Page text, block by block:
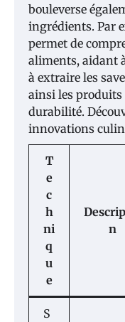
bouleverse
ingrédients. Par
permet de
aliments, aidant
à extraire les
ainsi les produits
durabilité.
innovations
T
e
c
h
ni
q
u
e
n
S